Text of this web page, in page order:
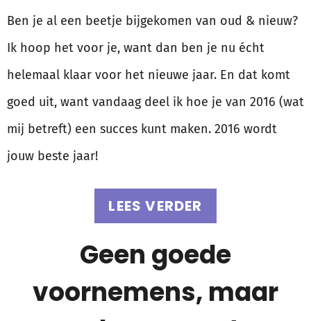
Ben je al een beetje bijgekomen van oud & nieuw?
Ik hoop het voor je, want dan ben je nu écht
helemaal klaar voor het nieuwe jaar. En dat komt
goed uit, want vandaag deel ik hoe je van 2016 (wat
mij betreft) een succes kunt maken. 2016 wordt
jouw beste jaar!
LEES VERDER
Geen goede
voornemens, maar